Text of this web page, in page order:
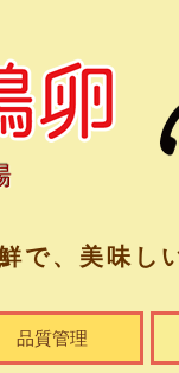
品質管理
で、美味し